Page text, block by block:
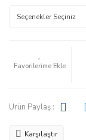
Ürün Paylaş :
Karşılaştır